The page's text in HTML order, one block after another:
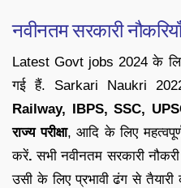
नवीनतम सरकारी
Latest Govt jobs 2024 के लिए
गई हैं. Sarkari Naukri
Railway, IBPS, SSC,
राज्य परीक्षा, आदि के लिए
करें.सभी नवीनतम सरकारी
उसी के लिए प्रभावी ढंग से